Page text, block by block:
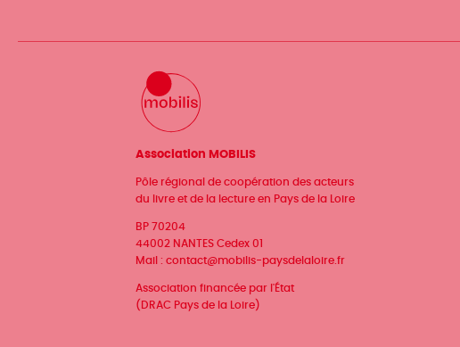
Association MOBILIS
Pôle régional de coopération des acteurs
du livre et de la lecture en Pays de la Loire
BP 70204
44002 NANTES Cedex 01
Mail : contact@mobilis-paysdelaloire.fr
Association financée par l'État
(DRAC Pays de la Loire)